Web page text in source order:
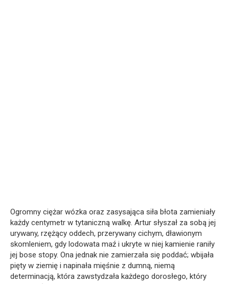
Ogromny ciężar wózka oraz zasysająca siła błota zamieniały
każdy centymetr w tytaniczną walkę. Artur słyszał za sobą jej
urywany, rzężący oddech, przerywany cichym, dławionym
skomleniem, gdy lodowata maź i ukryte w niej kamienie raniły
jej bose stopy. Ona jednak nie zamierzała się poddać; wbijała
pięty w ziemię i napinała mięśnie z dumną, niemą
determinacją, która zawstydzała każdego dorosłego, który